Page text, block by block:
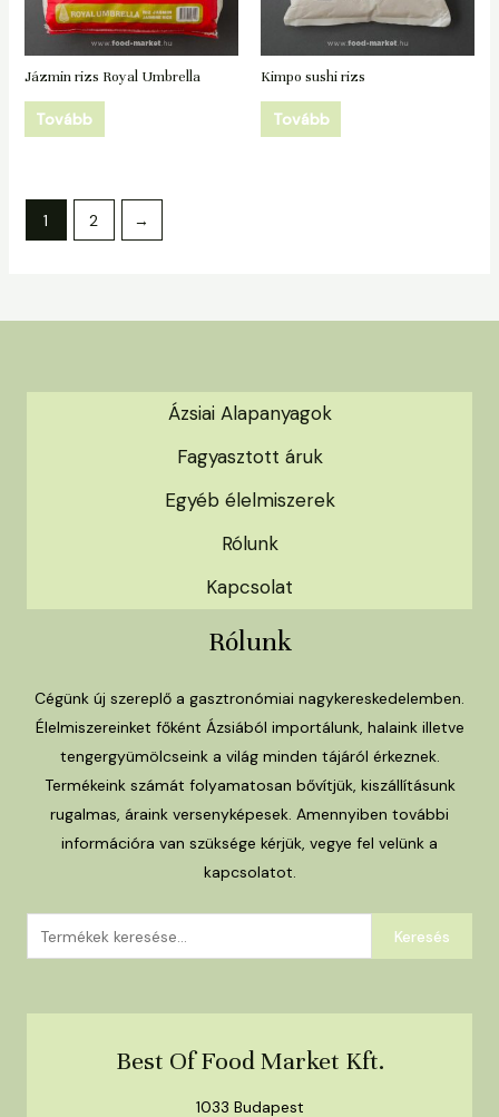
Jázmin rizs Royal Umbrella
Tovább
Kimpo sushi rizs
Tovább
1 2 →
Ázsiai Alapanyagok
Fagyasztott áruk
Egyéb élelmiszerek
Rólunk
Kapcsolat
Rólunk
Cégünk új szereplő a gasztronómiai nagykereskedelemben.
Élelmiszereinket főként Ázsiából importálunk, halaink illetve
tengergyümölcseink a világ minden tájáról érkeznek.
Termékeink számát folyamatosan bővítjük, kiszállításunk
rugalmas, áraink versenyképesek. Amennyiben további
információra van szüksége kérjük, vegye fel velünk a
kapcsolatot.
Keresés
a
Keresés
Best Of Food Market Kft.
1033 Budapest